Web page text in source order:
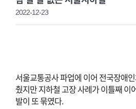
2022-12-23
서울교통공사 파업에 이어 전국장애
췄지만 지하철 고장 사례가 이틀째 이
발이 또 묶였다.